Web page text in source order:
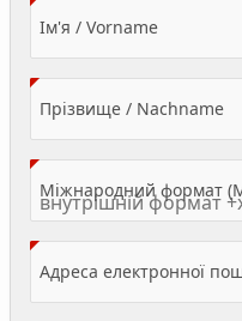
Ім'я / Vorname(Value
Прізвище / Nachname
Адреса електронної